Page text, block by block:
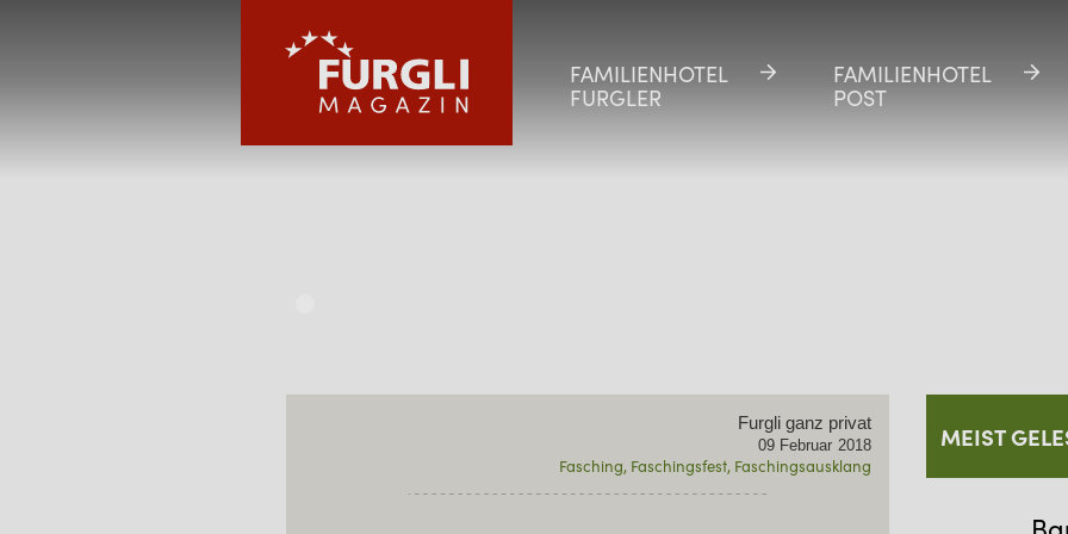
FAMILIENHOTEL
FURGLER
FAMILIENHOTEL
POST
FAMILIENHOTEL
FURGLER
FAMILIENHOTEL
POST
KINDER
Furgli ganz privat
09 Februar 2018
Fasching Faschingsfest Faschingsausklang
MEIST